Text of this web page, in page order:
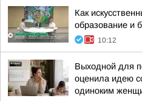
Как
образование и
10:12
Выходной для
оценила идею
одиноким